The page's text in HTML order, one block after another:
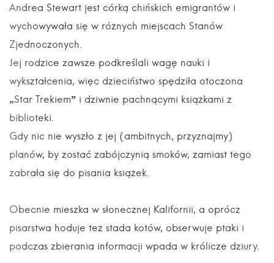
Andrea Stewart jest córką chińskich emigrantów i
wychowywała się w różnych miejscach Stanów
Zjednoczonych.
Jej rodzice zawsze podkreślali wagę nauki i
wykształcenia, więc dzieciństwo spędziła otoczona
„Star Trekiem” i dziwnie pachnącymi książkami z
biblioteki.
Gdy nic nie wyszło z jej (ambitnych, przyznajmy)
planów, by zostać zabójczynią smoków, zamiast tego
zabrała się do pisania książek.
Obecnie mieszka w słonecznej Kalifornii, a oprócz
pisarstwa hoduje też stada kotów, obserwuje ptaki i
podczas zbierania informacji wpada w królicze dziury.